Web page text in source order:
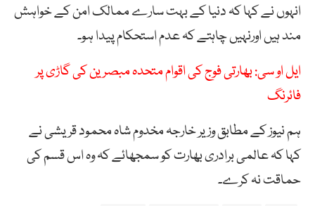
انہوں نے کہا کہ دنیا کے بہت سارے ممالک امن کے خواہش
مند ہیں اورنہیں چاہتے کہ عدم استحکام پیدا ہو۔
ایل او سی: بھارتی فوج کی اقوام متحدہ مبصرین کی گاڑی پر
فائرنگ
ہم نیوز کے مطابق وزیر خارجہ مخدوم شاہ محمود قریشی نے
کہا کہ عالمی برادری بھارت کو سمجھائے کہ وہ اس قسم کی
حماقت نہ کرے۔